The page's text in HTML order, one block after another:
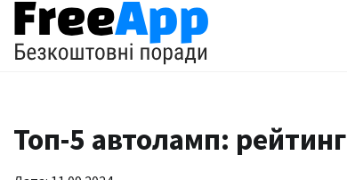
Перейти
до
вмісту
Топ-5 автоламп: рейтинг